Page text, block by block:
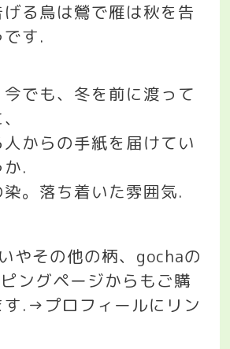
る鳥は鶯で雁は秋を告
す.
でも、冬を前に渡って
からの手紙を届けてい
.
。落ち着いた雰囲気.
やその他の柄、 gochaの
ングページからもご購
.→ プロフィールにリン